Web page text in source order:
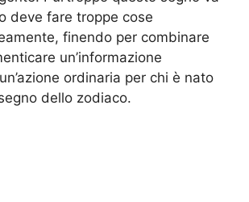
deve fare troppe cose
finendo per combinare
un’informazione
ordinaria per chi è nato
dello zodiaco.